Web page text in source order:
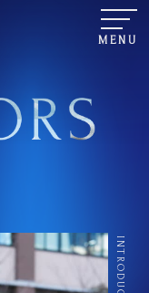
MENU